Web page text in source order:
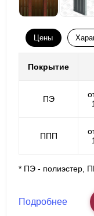
Цены
Покрытие
ПЭ
ППП
* ПЭ - полиэстер,
Подробнее